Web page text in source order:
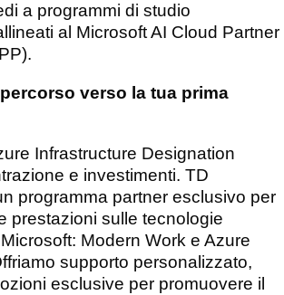
a programmi di studio
al Microsoft AI Cloud Partner
verso la tua prima
Infrastructure Designation
e investimenti. TD
programma partner esclusivo per
prestazioni sulle tecnologie
Modern Work e Azure
supporto personalizzato,
esclusive per promuovere il